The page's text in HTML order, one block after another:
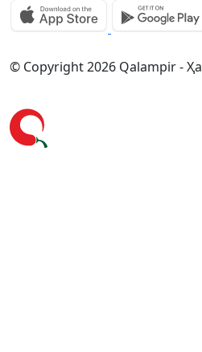
© Copyright 2026 Qalampir -